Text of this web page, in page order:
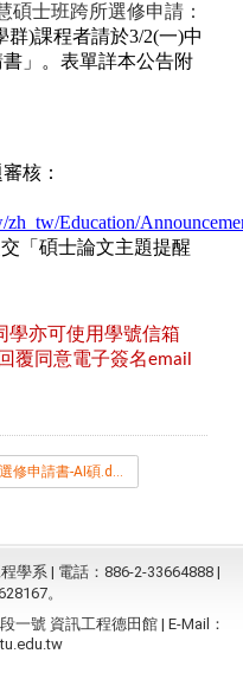
碩士班跨所選修申請：
群)課程者請於3/2(一)中
」。表單詳本公告附
核：
Education/
「碩士論文主題提醒
學亦可使用學號信箱
覆同意電子簽名email
跨所選修申請書-AI碩.docx
學系 | 電話：886-2-33664888 |
。
一號 資訊工程德田館 | E-Mail：